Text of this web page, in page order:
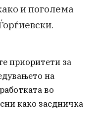
и поголема
приоритети за
на
во
како заедничка